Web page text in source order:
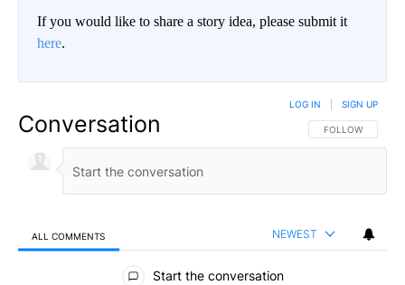
If you would like to share a story idea, please submit it
here.
Conversation FOLLOW THIS
FOLLOW
LOG IN SIGN UP
ALL COMMENTS NEWEST
All Comments
Start the conversation